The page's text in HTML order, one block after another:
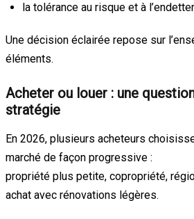
la tolérance au risque et à
Une décision éclairée repose sur
éléments.
Acheter ou louer : une
stratégie
En 2026, plusieurs acheteurs
marché de façon progressive :
propriété plus petite, copropriété,
achat avec rénovations légères.